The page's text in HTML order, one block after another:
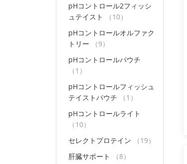
pHコントロール2フィッシ
ュテイスト
（10）
pHコントロールオルファク
トリー
（9）
pHコントロールパウチ
（1）
pHコントロールフィッシュ
テイストパウチ
（1）
pHコントロールライト
（10）
セレクトプロテイン
（19）
肝臓サポート
（8）